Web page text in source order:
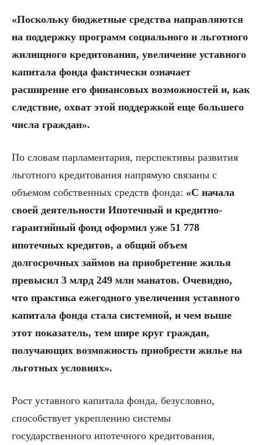
«Поскольку бюджетные средства направляются
на поддержку программ социального и льготного
жилищного кредитования, увеличение уставного
капитала фонда фактически означает
расширение его финансовых возможностей и, как
следствие, охват этой поддержкой еще большего
числа граждан».
По словам парламентария, перспективы развития
льготного кредитования напрямую связаны с
объемом собственных средств фонда: «С начала
своей деятельности Ипотечный и кредитно-
гарантийный фонд оформил уже 51 778
ипотечных кредитов, а общий объем
долгосрочных займов на приобретение жилья
превысил 3 млрд 249 млн манатов. Очевидно,
что практика ежегодного увеличения уставного
капитала фонда стала системной, и чем выше
этот показатель, тем шире круг граждан,
получающих возможность приобрести жилье на
льготных условиях».
Рост уставного капитала фонда, безусловно,
способствует укреплению системы
государственного ипотечного кредитования,